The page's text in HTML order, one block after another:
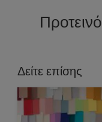
Δείτε επίσης